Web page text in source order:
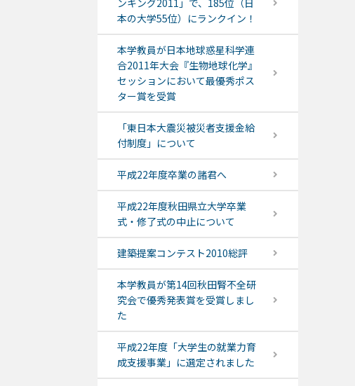
ンキング2011」で、185位（日
本の大学55位）にランクイン！
本学教員が日本地球惑星科学連
合2011年大会『生物地球化学』
セッションにおいて最優秀ポス
ター賞を受賞
「東日本大震災被災者支援金給
付制度」について
平成22年度卒業の諸君へ
平成22年度秋田県立大学卒業
式・修了式の中止について
建築提案コンテスト2010総評
本学教員が第14回秋田腎不全研
究会で優秀発表賞を受賞しまし
た
平成22年度「大学生の就業力育
成支援事業」に選定されました